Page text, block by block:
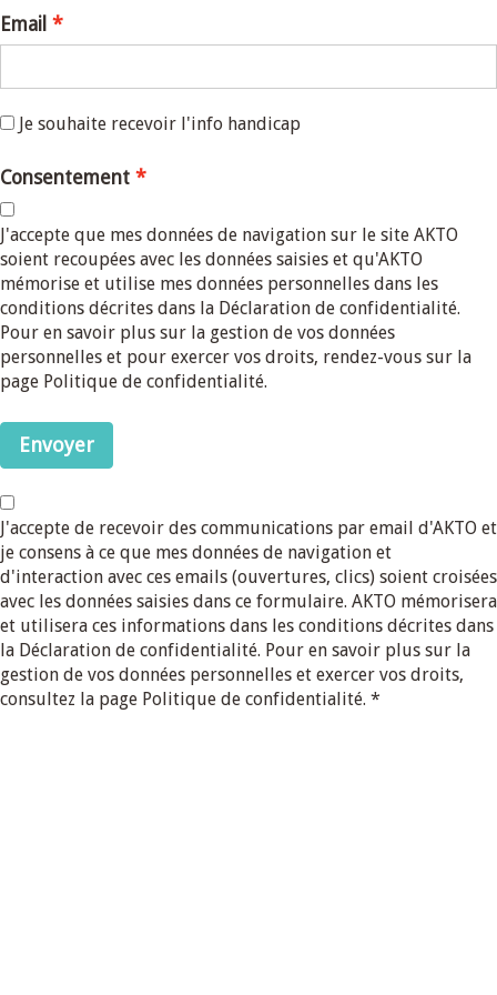
Email
Je souhaite recevoir l'info handicap
Consentement
J'accepte que mes données de navigation sur le site AKTO
soient recoupées avec les données saisies et qu'AKTO
mémorise et utilise mes données personnelles dans les
conditions décrites dans la Déclaration de confidentialité.
Pour en savoir plus sur la gestion de vos données
personnelles et pour exercer vos droits, rendez-vous sur la
page Politique de confidentialité.
Envoyer
J'accepte de recevoir des communications par email d'AKTO et
je consens à ce que mes données de navigation et
d'interaction avec ces emails (ouvertures, clics) soient croisées
avec les données saisies dans ce formulaire. AKTO mémorisera
et utilisera ces informations dans les conditions décrites dans
la Déclaration de confidentialité. Pour en savoir plus sur la
gestion de vos données personnelles et exercer vos droits,
consultez la page Politique de confidentialité. *